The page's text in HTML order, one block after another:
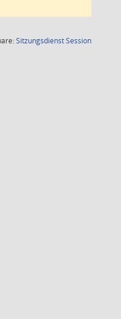
SitzungsdienstSession(Wird in